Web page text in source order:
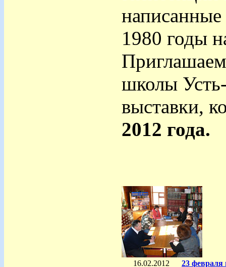
1980 годы
школы
выставки,
2012 года.
16.02.2012 23 февраля